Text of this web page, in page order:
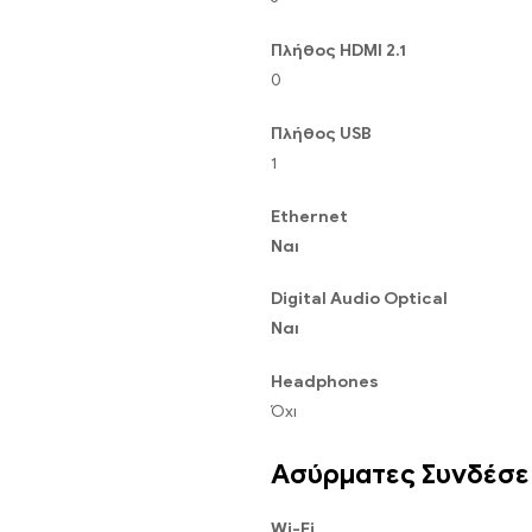
Πλήθος HDMI 2.1
0
Πλήθος USB
1
Ethernet
Ναι
Digital Audio Optical
Ναι
Headphones
Όχι
Ασύρματες